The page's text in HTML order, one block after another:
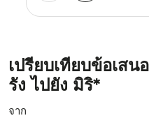
เปรียบเทียบข้อเส
รัง ไปยัง มิริ*
จาก